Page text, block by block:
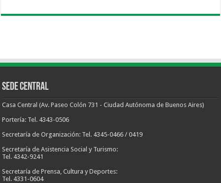
Sede Central
Casa Central (Av. Paseo Colón 731 - Ciudad Autónoma de Buenos Aires)
Portería: Tel. 4343-0506
Secretaría de Organización: Tel. 4345-0466 / 0419
Secretaría de Asistencia Social y Turismo:
Tel. 4342-9241
Secretaría de Prensa, Cultura y Deportes:
Tel. 4331-0604